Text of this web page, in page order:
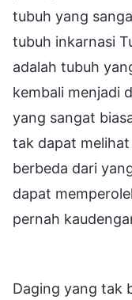
tubuh yang
tubuh inkarnasi
adalah tubuh
kembali menjadi
yang sangat
tak dapat
berbeda dari
dapat
pernah
Daging yang tak